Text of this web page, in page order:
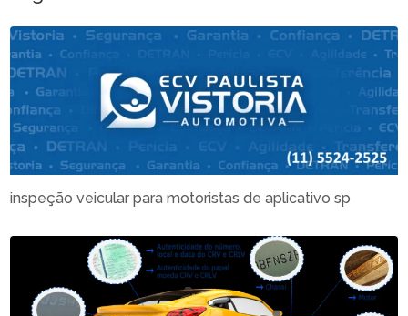
inspeção veicular para motoristas de aplicativo sp